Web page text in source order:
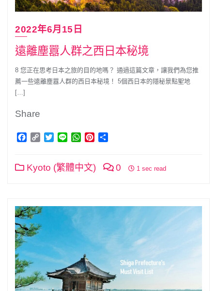
2022年6月15日
遠離塵囂人群之西日本秘境
8 您正在思考日本之旅的目的地嗎？ 通過這篇文章，讓我們為您推
薦一些遠離塵囂人群的西日本秘境！ 5個西日本的隱秘景點聖地
[…]
Share
Facebook
Copy TwitterLine WhatsApp
Pinterest
Kyoto (繁體中文) 0 1 sec read